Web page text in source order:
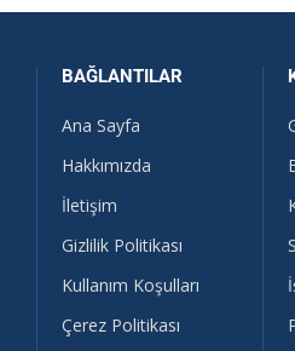
BAĞLANTILAR
Ana Sayfa
Hakkımızda
İletişim
Gizlilik Politikası
Kullanım Koşulları
Çerez Politikası